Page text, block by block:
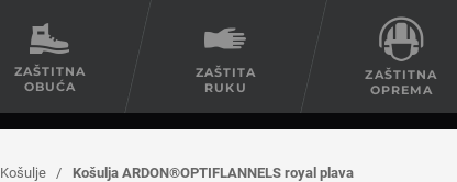
ZAŠTITNA
OBUĆA
ZAŠTITA
RUKU
ZAŠTITNA
OPREMA
Košulje / Košulja ARDON®OPTIFLANNELS royal plava